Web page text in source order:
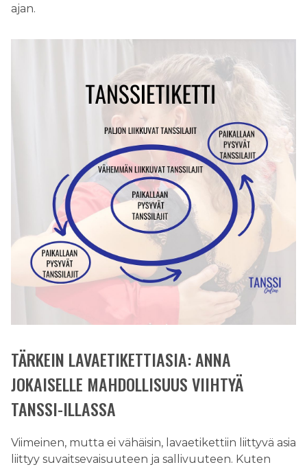
ajan.
TÄRKEIN LAVAETIKETTIASIA: ANNA
JOKAISELLE MAHDOLLISUUS VIIHTYÄ
TANSSI-ILLASSA
Viimeinen, mutta ei vähäisin, lavaetikettiin liittyvä asia
liittyy suvaitsevaisuuteen ja sallivuuteen. Kuten